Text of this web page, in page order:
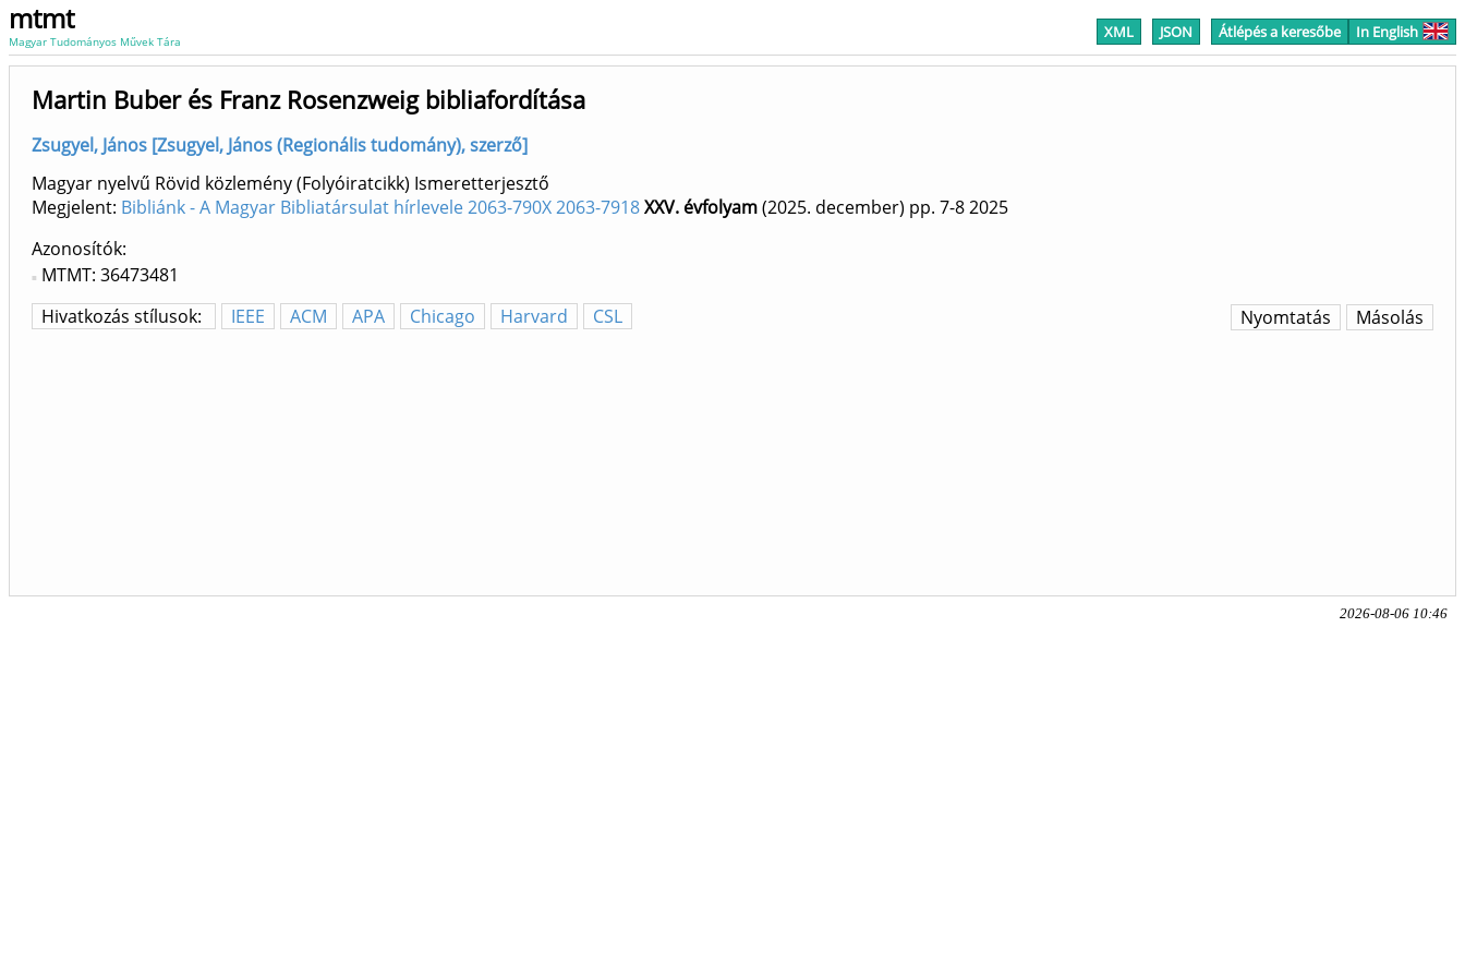
mtmt
Magyar Tudományos Művek Tára XML JSON Átlépés a keresőbe In English
Martin Buber és Franz Rosenzweig bibliafordítása
Zsugyel, János [Zsugyel, János (Regionális tudomány), szerző]
Magyar nyelvű Rövid közlemény (Folyóiratcikk) Ismeretterjesztő
Megjelent: Bibliánk - A Magyar Bibliatársulat hírlevele 2063-790X 2063-7918XXV. évfolyam(2025. december) pp. 7-82025
Azonosítók
MTMT: 36473481
Hivatkozás stílusok:
IEEE ACM APA Chicago Harvard CSL Másolás
Nyomtatás
2026-08-06 10:46